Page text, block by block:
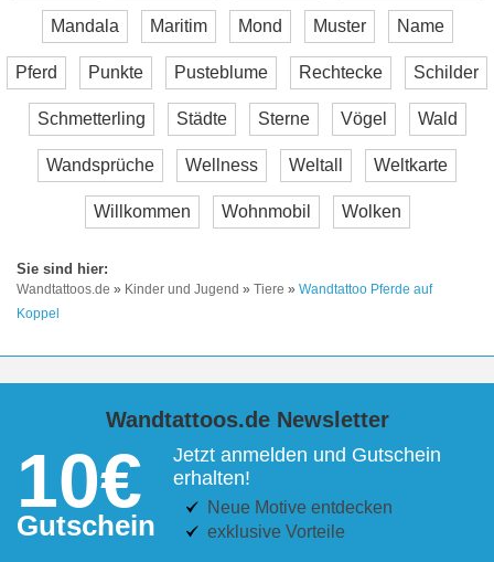
Mandala Maritim Mond Muster Name
Pferd Punkte Pusteblume Rechtecke Schilder
Schmetterling Städte Sterne Vögel Wald
Wandsprüche Wellness Weltall Weltkarte
Willkommen Wohnmobil Wolken
Wandtattoos.de » Kinder und Jugend » Tiere » Wandtattoo Pferde auf
Koppel
Wandtattoos.de Newsletter
10€
Gutschein
Jetzt anmelden und Gutschein
erhalten!
Neue Motive entdecken
exklusive Vorteile